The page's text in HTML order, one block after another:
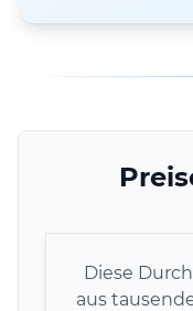
Diese
aus